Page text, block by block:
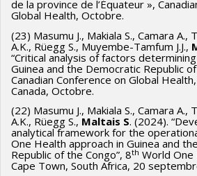
de la province de l’Équateur »,
Global Health, Octobre.
(23) Masumu J., Makiala S., Camara A.,
A.K., Rüegg S., Muyembe-Tamfum J.J.,
“Critical analysis of factors
Guinea and the Democratic Republic
Canadian Conference on Global
Canada, Octobre.
(22) Masumu J., Makiala S., Camara A.,
A.K., Rüegg S., Maltais S. (2024).
analytical framework for the
One Health approach in Guinea and
Republic of the Congo”, 8th World One
Cape Town, South Africa, 20